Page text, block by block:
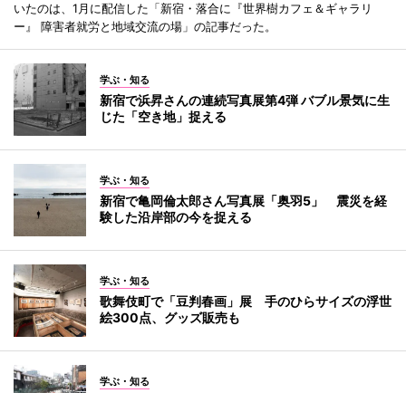
いたのは、1月に配信した「新宿・落合に『世界樹カフェ＆ギャラリ
ー』 障害者就労と地域交流の場」の記事だった。
学ぶ・知る
新宿で浜昇さんの連続写真展第4弾 バブル景気に生
じた「空き地」捉える
学ぶ・知る
新宿で亀岡倫太郎さん写真展「奥羽5」 震災を経
験した沿岸部の今を捉える
学ぶ・知る
歌舞伎町で「豆判春画」展 手のひらサイズの浮世
絵300点、グッズ販売も
学ぶ・知る